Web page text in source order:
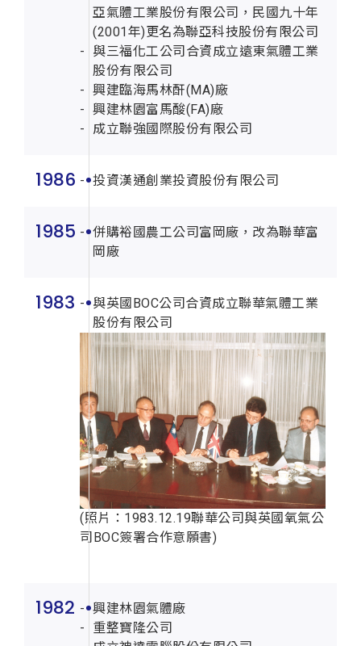
亞氣體工業股份有限公司，民國九十年
(2001年)更名為聯亞科技股份有限公司
與三福化工公司合資成立遠東氣體工業
股份有限公司
興建臨海馬林酐(MA)廠
興建林園富馬酸(FA)廠
成立聯強國際股份有限公司
1986 投資漢通創業投資股份有限公司
1985
併購裕國農工公司富岡廠，改為聯華富
岡廠
1983
與英國BOC公司合資成立聯華氣體工業
股份有限公司
(照片：1983.12.19聯華公司與英國氧氣公
司BOC簽署合作意願書)
1982
興建林園氣體廠
重整寶隆公司